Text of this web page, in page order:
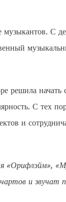
С
решила
С тех
и
«Орифлэйм»,
и звучат